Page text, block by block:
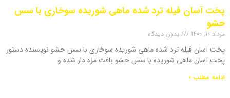
پخت آسان فیله ترد شده ماهی شوریده سوخاری با سس
حشو
مرداد 10, 1400 بدون دیدگاه
پخت آسان فیله ترد شده ماهی شوریده سوخاری با سس حشو نویسنده دستور
پخت آسان ماهی شوریده با سس حشو بافت مزه دار شده و
ادامه مطلب »